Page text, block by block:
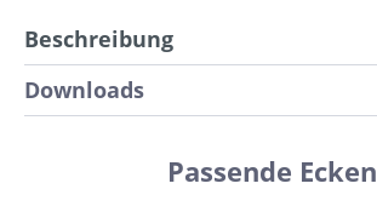
Beschreibung
Downloads
Passende Ecken